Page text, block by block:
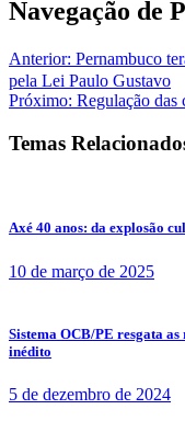
Navegação de
Anterior: Pernambuco
pela Lei Paulo Gustavo
Próximo: Regulação das
Temas
Axé 40 anos: da explosão
10 de março de 2025
Sistema OCB/PE resgata
inédito
5 de dezembro de 2024